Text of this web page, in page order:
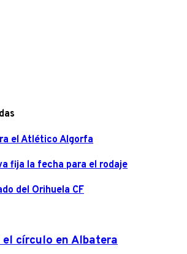
el Atlético Algorfa
fija la fecha para el rodaje
del Orihuela CF
círculo en Albatera